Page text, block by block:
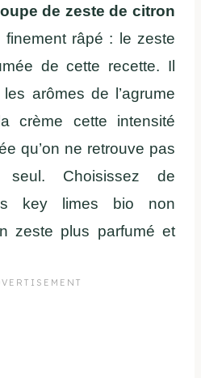
de zeste de citron
finement râpé : le zeste
de cette recette. Il
arômes de l’agrume
crème cette intensité
qu’on ne retrouve pas
Choisissez de
key limes bio non
zeste plus parfumé et